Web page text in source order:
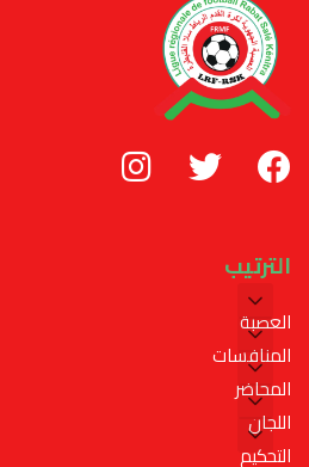
الترتيب
العصبة
المنافسات
المحاضر
اللجان
التحكيم